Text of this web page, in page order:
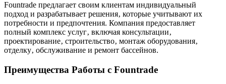
Fountrade предлагает своим клиентам индивидуальный
подход и разрабатывает решения‚ которые учитывают их
потребности и предпочтения. Компания предоставляет
полный комплекс услуг‚ включая консультации‚
проектирование‚ строительство‚ монтаж оборудования‚
отделку‚ обслуживание и ремонт бассейнов.
Преимущества Работы с Fountrade